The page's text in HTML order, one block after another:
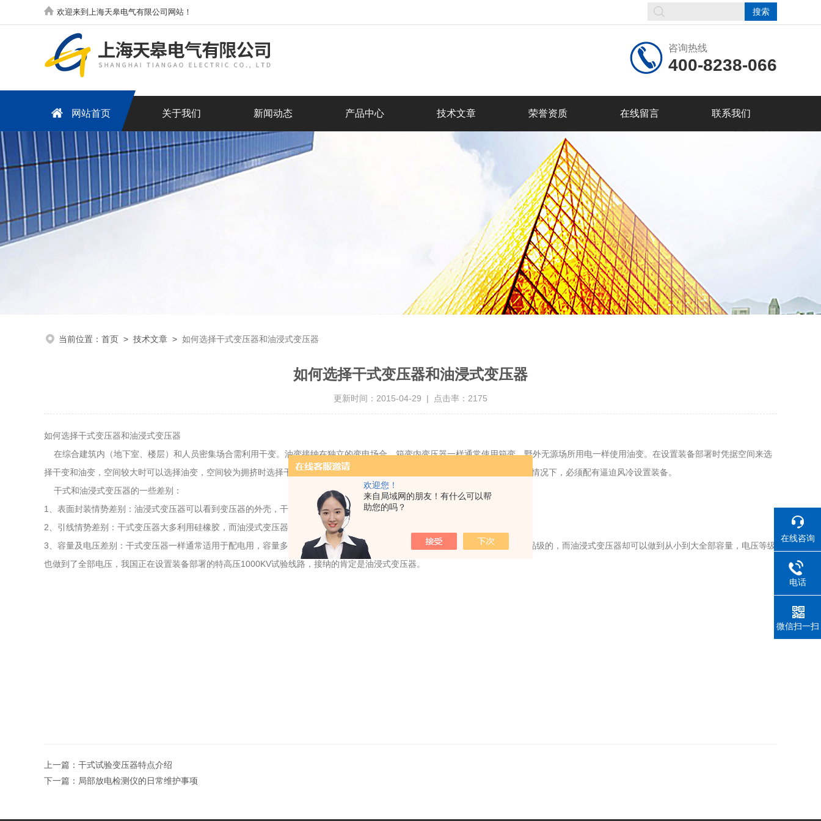
欢迎您！
来自局域网的朋友！有什么可以帮
助您的吗？
欢迎来到上海天皋电气有限公司网站！
咨询热线
400-8238-066
网站首页 关于我们 新闻动态 产品中心 技术文章 荣誉资质 在线留言 联系我们
当前位置： 首页 > 技术文章 > 如何选择干式变压器和油浸式变压器
如何选择干式变压器和油浸式变压器
更新时间：2015-04-29 | 点击率：2175
如何选择干式变压器和油浸式变压器
在综合建筑内（地下室、楼层）和人员密集场合需利用干变。油变接纳在独立的变电场合。箱变内变压器一样通常使用箱变。野外无源场所用电一样使用油变。在设置装备部署时凭据空间来选
择干变和油变，空间较大时可以选择油变，空间较为拥挤时选择干变。地区天气比较湿润闷热地区，易利用油变。要是利用干变的情况下，必须配有逼迫风冷设置装备。
干式和油浸式变压器的一些差别：
1、表面封装情势差别：油浸式变压器可以看到变压器的外壳，干式只能看到铁芯和线圈。
2、引线情势差别：干式变压器大多利用硅橡胶，而油浸式变压器大多利用瓷。
3、容量及电压差别：干式变压器一样通常适用于配电用，容量多数在1600KVA以下，电压在10KV以下，也有个体做到35KV电压品级的，而油浸式变压器却可以做到从小到大全部容量，电压等级
也做到了全部电压，我国正在设置装备部署的特高压1000KV试验线路，接纳的肯定是油浸式变压器。
上一篇： 干式试验变压器特点介绍
下一篇： 局部放电检测仪的日常维护事项
在线咨询
电话
微信扫一扫